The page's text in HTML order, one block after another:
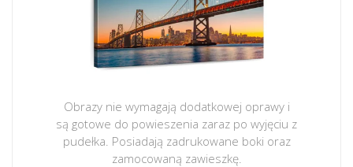
Obrazy nie wymagają dodatkowej oprawy i
są gotowe do powieszenia zaraz po wyjęciu z
pudełka. Posiadają zadrukowane boki oraz
zamocowaną zawieszkę.